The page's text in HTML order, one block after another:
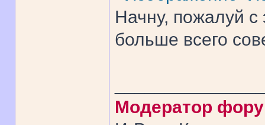
Начну, пожалуй с
больше всего
Модератор